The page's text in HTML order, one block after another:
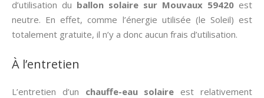
d’utilisation du ballon solaire sur Mouvaux 59420 est
neutre. En effet, comme l’énergie utilisée (le Soleil) est
totalement gratuite, il n’y a donc aucun frais d’utilisation.
À l’entretien
L’entretien d’un chauffe-eau solaire est relativement